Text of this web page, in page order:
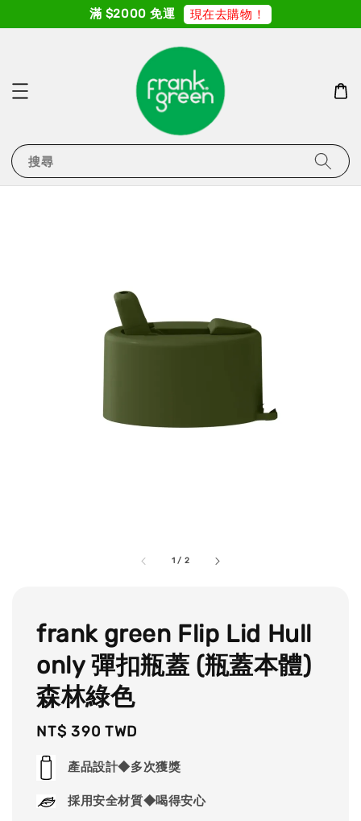
滿 $2000 免運 現在去購物！
搜尋
1 / 2
frank green Flip Lid Hull
only 彈扣瓶蓋 (瓶蓋本體)
森林綠色
Regular
price
NT$ 390 TWD
產品設計◆多次獲獎
採用安全材質◆喝得安心